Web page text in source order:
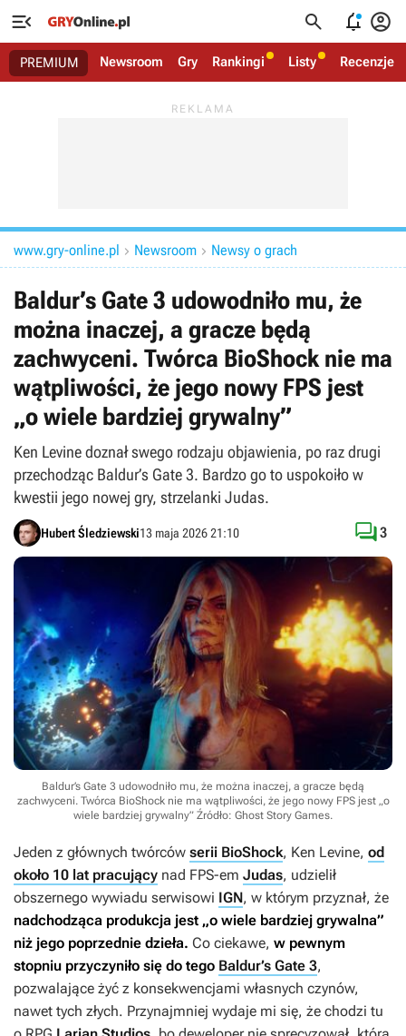
   
PREMIUM Newsroom Gry Rankingi Listy Recenzje
www.gry-online.pl  Newsroom  Newsy o grach
Baldur’s Gate 3 udowodniło mu, że
można inaczej, a gracze będą
zachwyceni. Twórca BioShock nie ma
wątpliwości, że jego nowy FPS jest
„o wiele bardziej grywalny”
Ken Levine doznał swego rodzaju objawienia, po raz drugi
przechodząc Baldur’s Gate 3. Bardzo go to uspokoiło w
kwestii jego nowej gry, strzelanki Judas.
Hubert Śledziewski13 maja 2026 21:10 3
Baldur’s Gate 3 udowodniło mu, że można inaczej, a gracze będą
zachwyceni. Twórca BioShock nie ma wątpliwości, że jego nowy FPS jest „o
wiele bardziej grywalny” Źródło: Ghost Story Games.
Jeden z głównych twórców serii BioShock, Ken Levine, od
około 10 lat pracujący nad FPS-em Judas, udzielił
obszernego wywiadu serwisowi IGN, w którym przyznał, że
nadchodząca produkcja jest „o wiele bardziej grywalna”
niż jego poprzednie dzieła. Co ciekawe, w pewnym
stopniu przyczyniło się do tego Baldur’s Gate 3,
pozwalające żyć z konsekwencjami własnych czynów,
nawet tych złych. Przynajmniej wydaje mi się, że chodzi tu